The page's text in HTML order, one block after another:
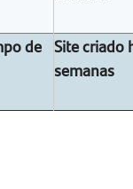
de Site criado
semanas